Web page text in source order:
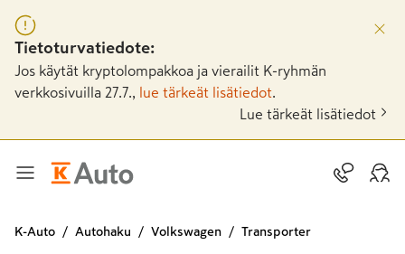
Tietoturvatiedote:
Jos käytät kryptolompakkoa ja vierailit K-ryhmän
verkkosivuilla 27.7.,
lue tärkeät lisätiedot
Lue tärkeät lisätiedot
K-Auto Autohaku Volkswagen Transporter